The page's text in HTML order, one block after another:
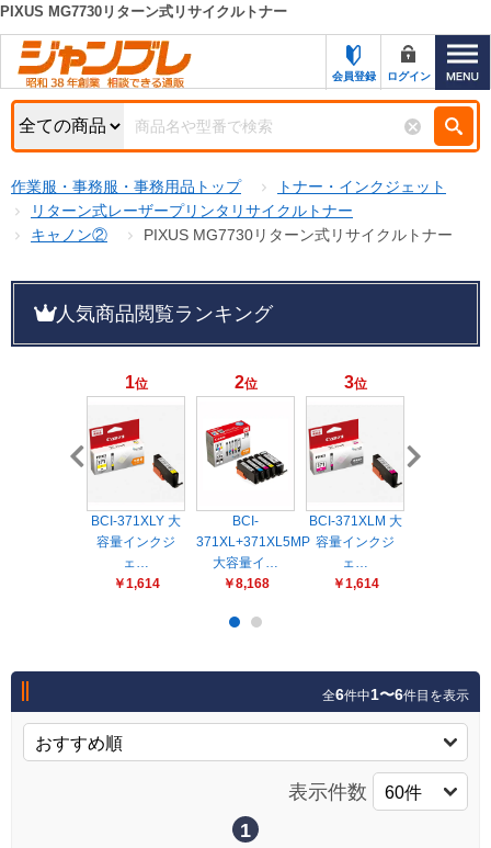
カテゴリー一覧
お知らせ
特集・キャンペーン一覧
初めての方へ
お問い合わせ
サポート＆ヘルプ
ジャンブレの特長
新規登録キャンペーン
名入れ刺繍
メーカーカタログ一覧
試着サンプル無料貸し出し
キーワード検索
検索条件
商品カテゴリから選ぶ
商品ステータスで絞る
キャンペーン
オリジナル
処分品
販売価格(税抜き)で絞る
円から
PIXUS MG7730リターン式リサイクルトナー
会員登録 ログイン
作業服・事務服・事務用品トップ
トナー・インクジェット
リターン式レーザープリンタリサイクルトナー
キャノン②
PIXUS MG7730リターン式リサイクルトナー
人気商品閲覧ランキング
1位
BCI-371XLY 大
容量インクジ
ェ…
￥1,614
2位
BCI-
371XL+371XL5MP
大容量イ…
￥8,168
3位
BCI-371XLM 大
容量インクジ
ェ…
￥1,614
全6件中1〜6件目を表示
表示件数
1